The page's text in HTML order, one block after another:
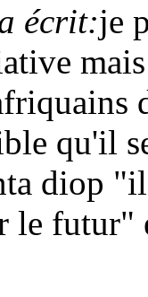
écrit:je
qu'il
diop
le futur"